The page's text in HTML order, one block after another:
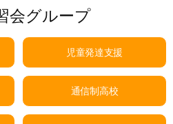
会グループ
児童発達支援
通信制高校